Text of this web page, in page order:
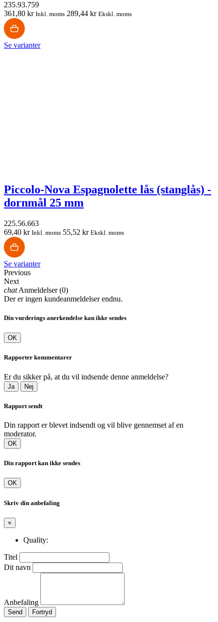
235.93.759
361,80 kr Inkl. moms 289,44 kr Ekskl. moms
Se varianter
Piccolo-Nova Espagnolette lås (stanglås) -
dornmål 25 mm
225.56.663
69,40 kr Inkl. moms 55,52 kr Ekskl. moms
Se varianter
Previous
Next
chatAnmeldelser (0)
Der er ingen kundeanmeldelser endnu.
Din vurderings anerkendelse kan ikke sendes
OK
Rapporter kommentarer
Er du sikker på, at du vil indsende denne anmeldelse?
Ja Nej
Rapport sendt
Din rapport er blevet indsendt og vil blive gennemset af en
moderator.
OK
Din rapport kan ikke sendes
OK
Skriv din anbefaling
×
Quality:
Titel
Dit navn
Anbefaling
Send Fortryd